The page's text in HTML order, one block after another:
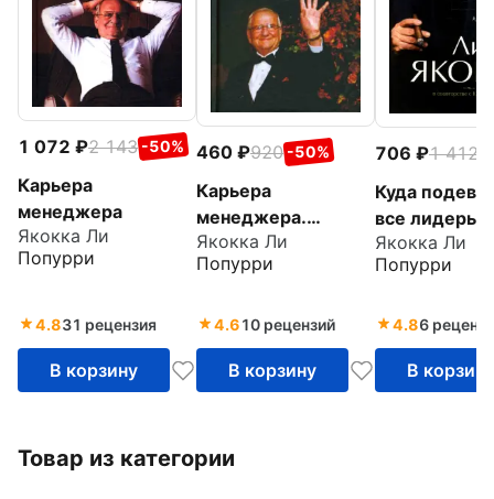
1 072 2 143 -50%
Карьера
менеджера
Якокка Ли
Попурри
4.831 рецензия
В корзину
460 920 -50%
Карьера
менеджера.
Послесловие
Якокка Ли
Попурри
4.610 рецензий
В корзину
706 1 412
Куда
все лидеры?
Якокка Ли
Попурри
4.86
В корзину
Товар из категории